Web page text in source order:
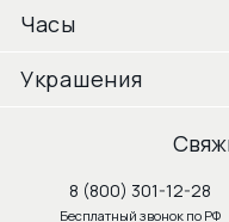
Часы
Украшения
8 (800) 301-12-28
Бесплатный звонок по РФ